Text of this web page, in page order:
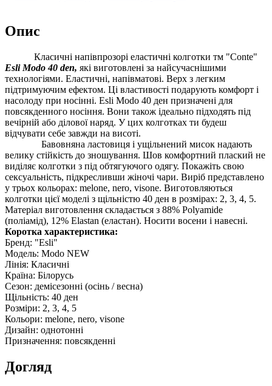
Опис
Класичні напівпрозорі еластичні колготки тм "Conte"
Esli Modo 40 den, які виготовлені за найсучаснішими
технологіями. Еластичні, напівматові. Верх з легким
підтримуючим ефектом. Ці властивості подарують комфорт і
насолоду при носінні. Esli Modo 40 ден призначені для
повсякденного носіння. Вони також ідеально підходять під
вечірній або ділової наряд. У цих колготках ти будеш
відчувати себе завжди на висоті.
Бавовняна ластовиця і ущільнений мисок надають
велику стійкість до зношування. Шов комфортний плаский не
виділяє колготки з під обтягуючого одягу. Покажіть свою
сексуальність, підкресливши жіночі чари. Виріб представлено
у трьох кольорах: melone, nero, visone. Виготовляються
колготки цієї моделі з щільністю 40 ден в розмірах: 2, 3, 4, 5.
Матеріал виготовлення складається з 88% Polyamide
(поліамід), 12% Elastan (еластан). Носити восени і навесні.
Коротка характеристика:
Бренд: "Esli"
Модель: Modo NEW
Лінія: Класичні
Країна: Білорусь
Сезон: демісезонні (осінь / весна)
Щільність: 40 ден
Розміри: 2, 3, 4, 5
Кольори: melone, nero, visone
Дизайн: однотонні
Призначення: повсякденні
Догляд